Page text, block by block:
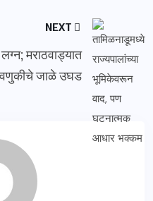
NEXT
मराठवाड्यात
जाळे उघड